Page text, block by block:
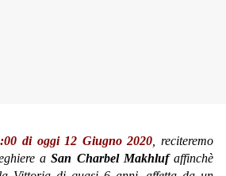
di oggi 12 Giugno 2020 , reciteremo
aSan Charbel Makhluf affinchè